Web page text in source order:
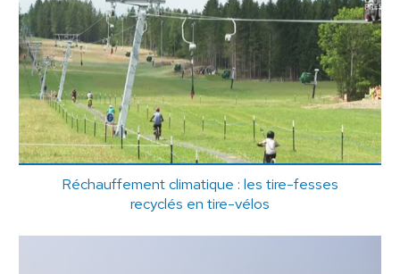
Réchauffement climatique : les tire-fesses
recyclés en tire-vélos